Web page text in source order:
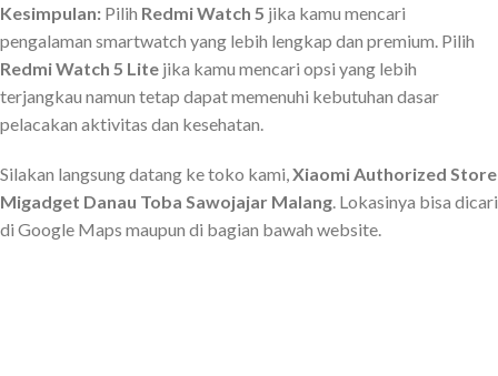
Kesimpulan: Pilih Redmi Watch 5 jika kamu mencari
pengalaman smartwatch yang lebih lengkap dan premium. Pilih
Redmi Watch 5 Lite jika kamu mencari opsi yang lebih
terjangkau namun tetap dapat memenuhi kebutuhan dasar
pelacakan aktivitas dan kesehatan.
Silakan langsung datang ke toko kami, Xiaomi Authorized Store
Migadget Danau Toba Sawojajar Malang . Lokasinya bisa dicari
di Google Maps maupun di bagian bawah website.